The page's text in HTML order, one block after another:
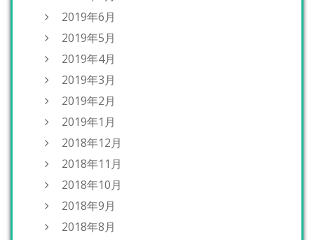
2019年6月
2019年5月
2019年4月
2019年3月
2019年2月
2019年1月
2018年12月
2018年11月
2018年10月
2018年9月
2018年8月